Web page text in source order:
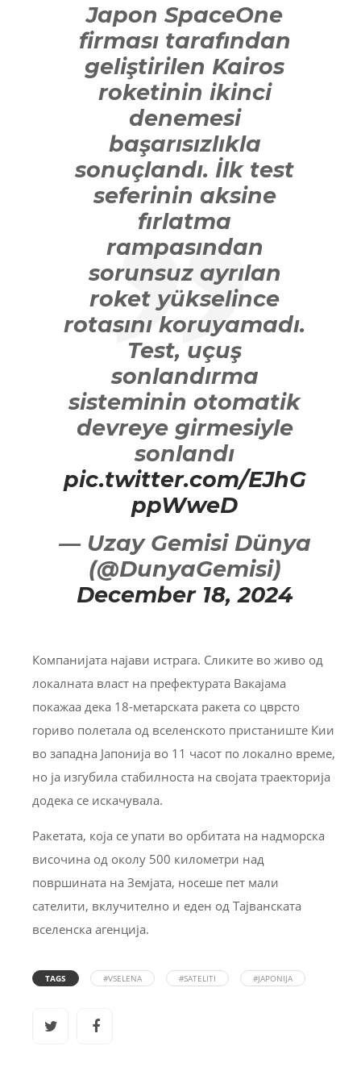
Japon SpaceOne
firması tarafından
geliştirilen Kairos
roketinin ikinci
denemesi
başarısızlıkla
sonuçlandı. İlk test
seferinin aksine
fırlatma
rampasından
sorunsuz ayrılan
roket yükselince
rotasını koruyamadı.
Test, uçuş
sonlandırma
sisteminin otomatik
devreye girmesiyle
sonlandı
pic.twitter.com/EJhG
ppWweD
— Uzay Gemisi Dünya
(@DunyaGemisi)
December 18, 2024
Компанијата најави истрага. Сликите во живо од
локалната власт на префектурата Вакајама
покажаа дека 18-метарската ракета со цврсто
гориво полетала од вселенското пристаниште Кии
во западна Јапонија во 11 часот по локално време,
но ја изгубила стабилноста на својата траекторија
додека се искачувала.
Ракетата, која се упати во орбитата на надморска
височина од околу 500 километри над
површината на Земјата, носеше пет мали
сателити, вклучително и еден од Тајванската
вселенска агенција.
TAGS #VSELENA #SATELITI #JAPONIJA